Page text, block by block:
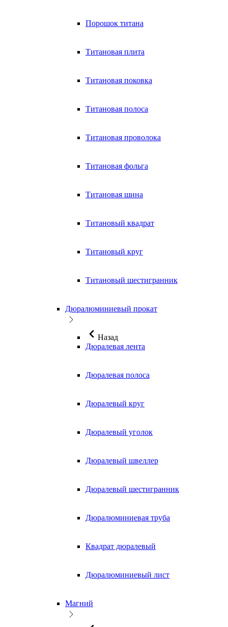
Порошок титана
Титановая плита
Титановая поковка
Титановая полоса
Титановая проволока
Титановая фольга
Титановая шина
Титановый квадрат
Титановый круг
Титановый шестигранник
Дюралюминиевый прокат
Назад
Дюралевая лента
Дюралевая полоса
Дюралевый круг
Дюралевый уголок
Дюралевый швеллер
Дюралевый шестигранник
Дюралюминиевая труба
Квадрат дюралевый
Дюралюминиевый лист
Магний